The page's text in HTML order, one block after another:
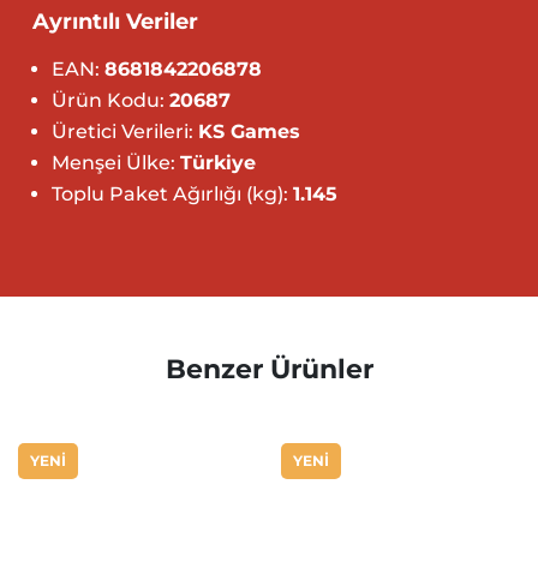
Ayrıntılı Veriler
EAN: 8681842206878
Ürün Kodu: 20687
Üretici Verileri: KS Games
Menşei Ülke: Türkiye
Toplu Paket Ağırlığı (kg): 1.145
Benzer Ürünler
YENİ YENİ